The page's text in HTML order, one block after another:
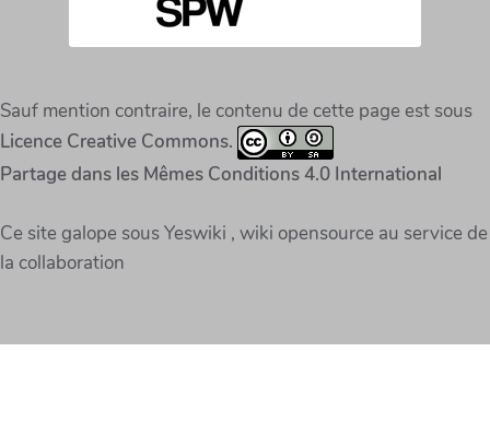
Sauf mention contraire, le contenu de cette page est sous
Licence Creative Commons.
Partage dans les Mêmes Conditions 4.0 International
Ce site galope sous Yeswiki , wiki opensource au service de
la collaboration